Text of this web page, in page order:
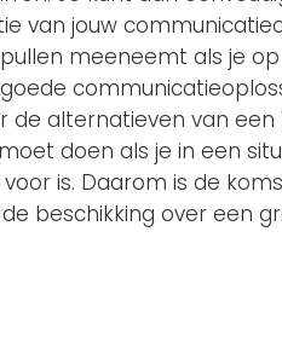
van jouw
meeneemt als je op
alternatieven van een
doen als je in een
is. Daarom is de
beschikking over een